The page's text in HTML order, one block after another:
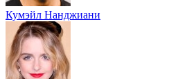
Кумэйл Нанджиани